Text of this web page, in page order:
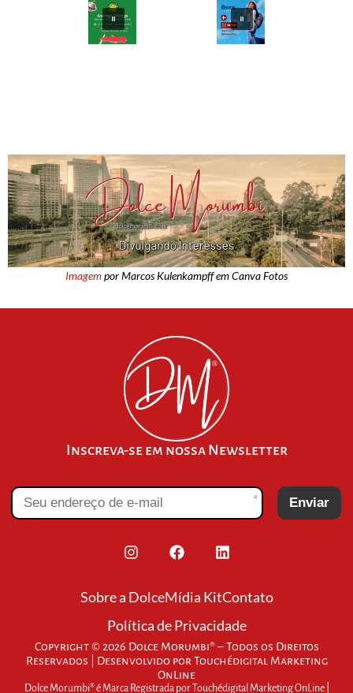
Imagempor Marcos Kulenkampff em Canva Fotos
Inscreva-se em nossa Newsletter
* Enviar
Sobre a DolceMídia KitContato
Política de Privacidade
Copyright © 2026 Dolce Morumbi® – Todos os Direitos
Reservados | Desenvolvido por Touchédigital Marketing
OnLine
Dolce Morumbi® é Marca Registrada por Touchédigital Marketing OnLine |